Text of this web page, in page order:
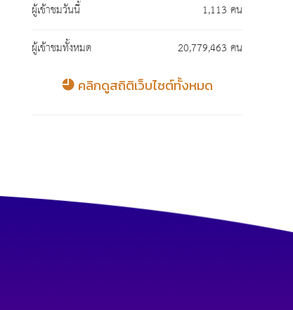
ผู้เข้าชมวันนี้
1,113 คน
ผู้เข้าชมทั้งหมด
20,779,463 คน
คลิกดูสถิติเว็บไซต์ทั้งหมด